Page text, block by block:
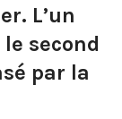
L’un
second
par la